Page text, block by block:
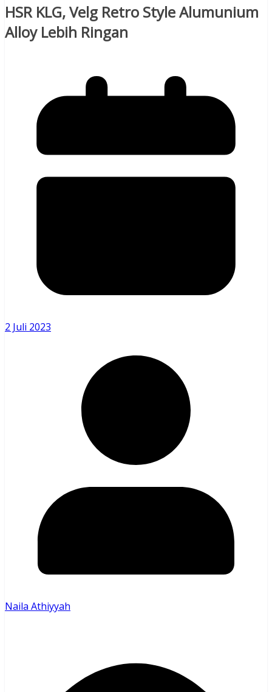
HSR KLG, Velg Retro Style Alumunium
Alloy Lebih Ringan
2 Juli 2023
Naila Athiyyah